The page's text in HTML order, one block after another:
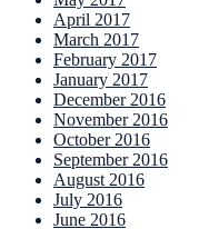
April 2017
March 2017
February 2017
January 2017
December 2016
November 2016
October 2016
September 2016
August 2016
July 2016
June 2016